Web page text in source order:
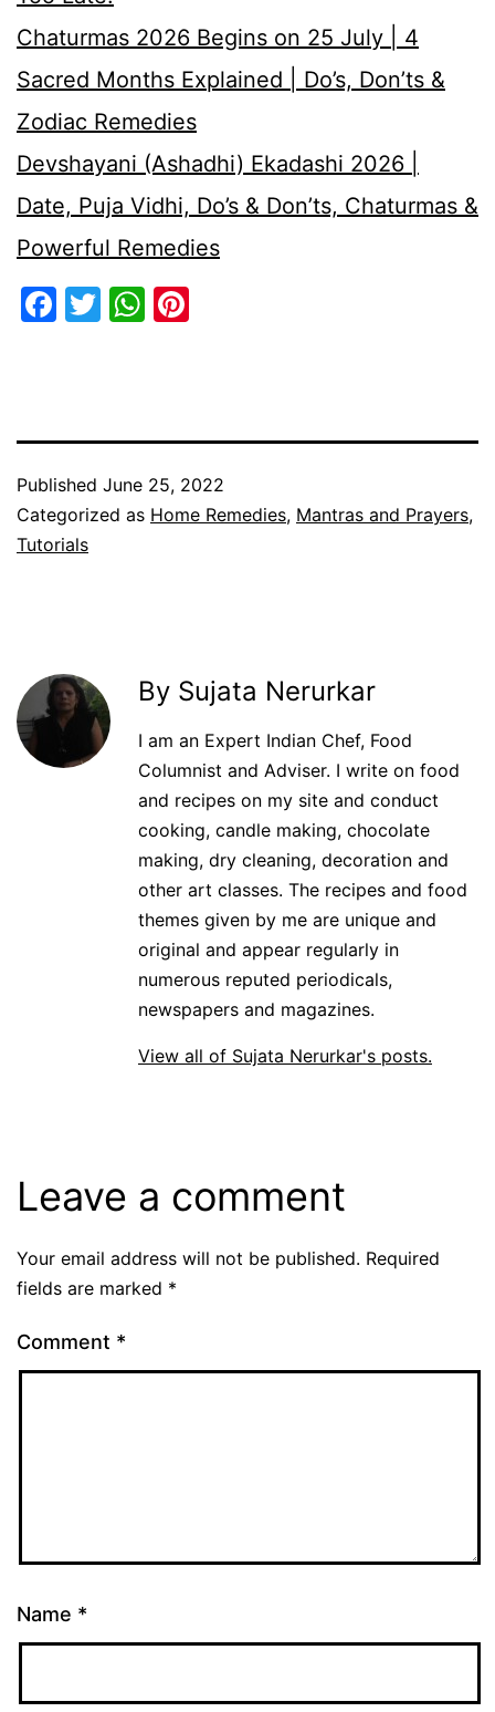
Chaturmas 2026 Begins on 25 July | 4
Sacred Months Explained | Do’s, Don’ts &
Zodiac Remedies
Devshayani (Ashadhi) Ekadashi 2026 |
Date, Puja Vidhi, Do’s & Don’ts, Chaturmas &
Powerful Remedies
Facebook
TwitterWhatsApp
Published June 25, 2022
Categorized as Home Remedies, Mantras and Prayers,
Tutorials
By Sujata Nerurkar
I am an Expert Indian Chef, Food
Columnist and Adviser. I write on food
and recipes on my site and conduct
cooking, candle making, chocolate
making, dry cleaning, decoration and
other art classes. The recipes and food
themes given by me are unique and
original and appear regularly in
numerous reputed periodicals,
newspapers and magazines.
View all of Sujata Nerurkar's posts.
Leave a comment
Your email address will not be published. Required
fields are marked *
Comment *
Name *